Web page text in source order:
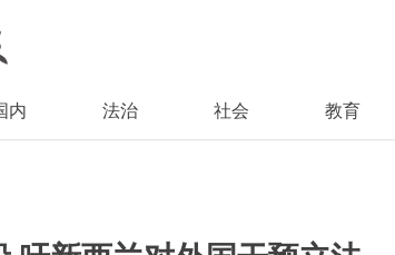
内 法治 社会 教育